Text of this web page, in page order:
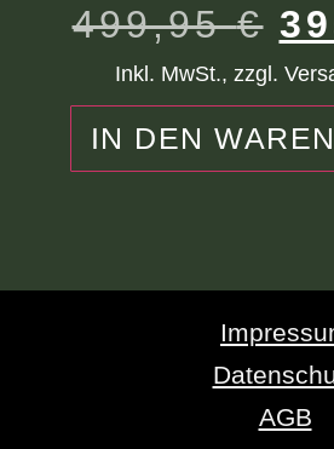
499,95€
Inkl. MwSt., zzgl.
IN DEN
AGB